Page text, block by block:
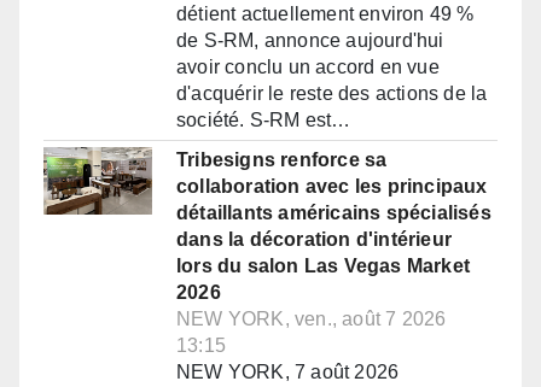
détient actuellement environ 49 %
de S-RM, annonce aujourd'hui
avoir conclu un accord en vue
d'acquérir le reste des actions de la
société. S-RM est…
Tribesigns renforce sa
collaboration avec les principaux
détaillants américains spécialisés
dans la décoration d'intérieur
lors du salon Las Vegas Market
2026
NEW YORK, ven., août 7 2026
13:15
NEW YORK, 7 août 2026